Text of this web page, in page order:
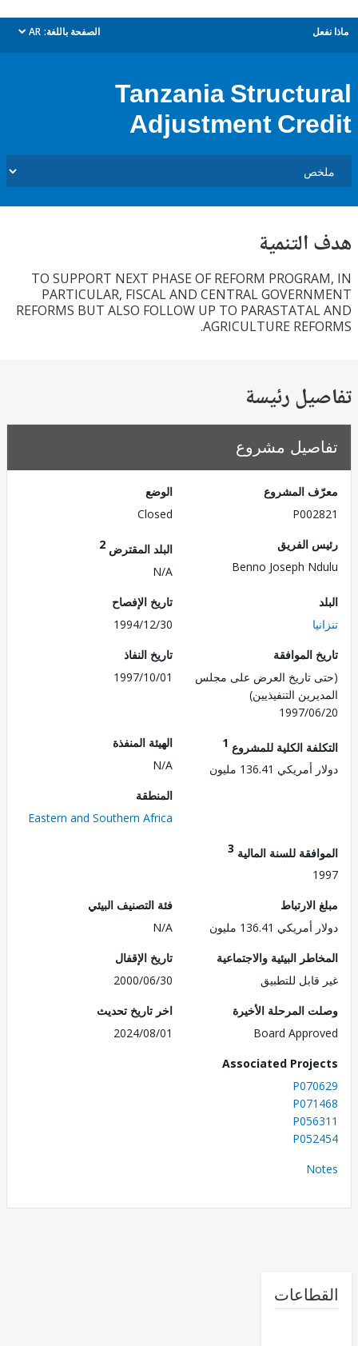
الصفحة باللغة: AR
dropdown
Tanzania
Adjustment
TO SUPPORT NEXT PHASE OF REFORM
PARTICULAR, FISCAL AND CENTRAL
REFORMS BUT ALSO FOLLOW UP TO
AGRICULTURE
رئيسة
مشروع
المشروع
الفريق
Benno Joseph
البلد المقترض
تاريخ الإفصاح
1994/12/30
الموافقة
تاريخ العرض على مجلس
التنفيذيين)
1997/
تاريخ النفاذ
1997/10/01
الكلية للمشروع1
136.41 مليون
الهيئة المنفذة
Eastern and Southern Africa
للسنة المالية3
136.41 مليون
فئة التصنيف البيئي
N/A
البيئية والاجتماعية
للتطبيق
تاريخ الإقفال
2000/06/30
المرحلة الأخيرة
Board
اخر تاريخ تحديث
2024/08/01
Associated